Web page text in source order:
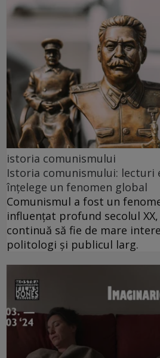
istoria comunismului
Istoria comunismului: lecturi
înțelege un fenomen global
Comunismul a fost un
influențat profund secolul
continuă să fie de mare
politologi și publicul larg.